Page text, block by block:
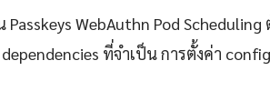
Passkeys WebAuthn Pod
ที่จำเป็น การตั้งค่า